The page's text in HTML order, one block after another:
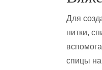
Для
нитки,
спицы